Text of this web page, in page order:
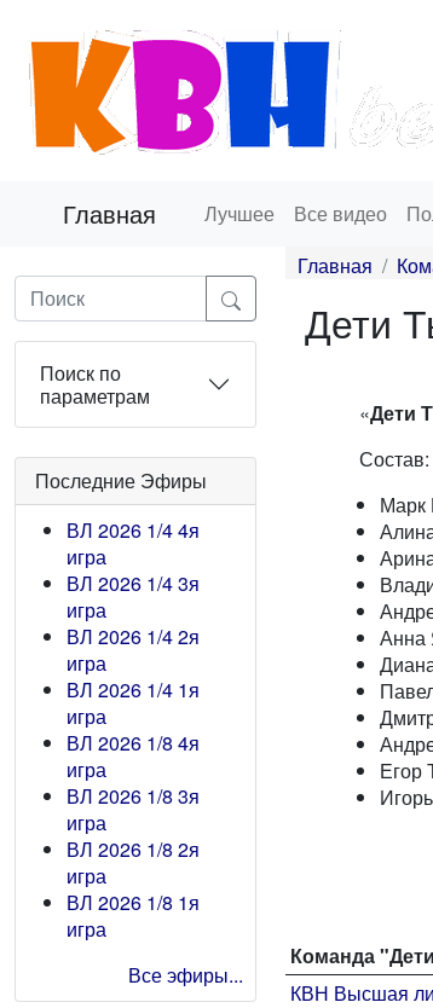
Главная Лучшее Все видео
Поиск по
параметрам
Последние Эфиры
ВЛ 2026 1/4 4я
игра
ВЛ 2026 1/4 3я
игра
ВЛ 2026 1/4 2я
игра
ВЛ 2026 1/4 1я
игра
ВЛ 2026 1/8 4я
игра
ВЛ 2026 1/8 3я
игра
ВЛ 2026 1/8 2я
игра
ВЛ 2026 1/8 1я
игра
Все эфиры...
Главная
Дети
«Дети
Состав:
Марк
Анна
Егор
Команда
КВН Высшая